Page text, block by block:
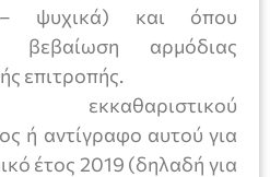
– ψυχικά) και όπου
βεβαίωση αρμόδιας
επιτροπής.
εκκαθαριστικού
ή αντίγραφο αυτού για
έτος 2019 (δηλαδή για